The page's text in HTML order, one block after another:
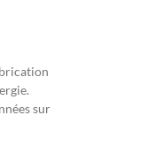
sur